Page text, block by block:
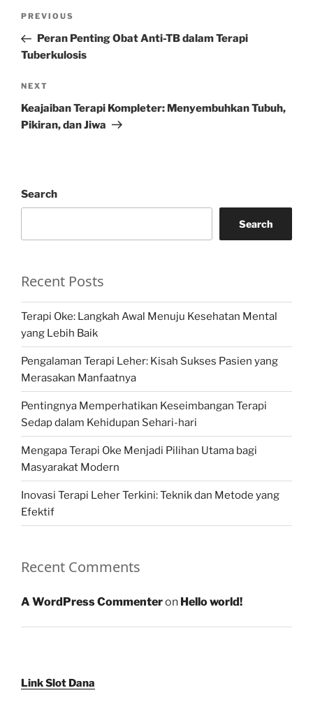
Previous
Post
PREVIOUS
Peran Penting Obat Anti-TB dalam Terapi
Tuberkulosis
Next
Post
NEXT
Keajaiban Terapi Kompleter: Menyembuhkan Tubuh,
Pikiran, dan Jiwa
Search
Search
Recent Posts
Terapi Oke: Langkah Awal Menuju Kesehatan Mental
yang Lebih Baik
Pengalaman Terapi Leher: Kisah Sukses Pasien yang
Merasakan Manfaatnya
Pentingnya Memperhatikan Keseimbangan Terapi
Sedap dalam Kehidupan Sehari-hari
Mengapa Terapi Oke Menjadi Pilihan Utama bagi
Masyarakat Modern
Inovasi Terapi Leher Terkini: Teknik dan Metode yang
Efektif
Recent Comments
A WordPress Commenteron Hello world!
Link Slot Dana